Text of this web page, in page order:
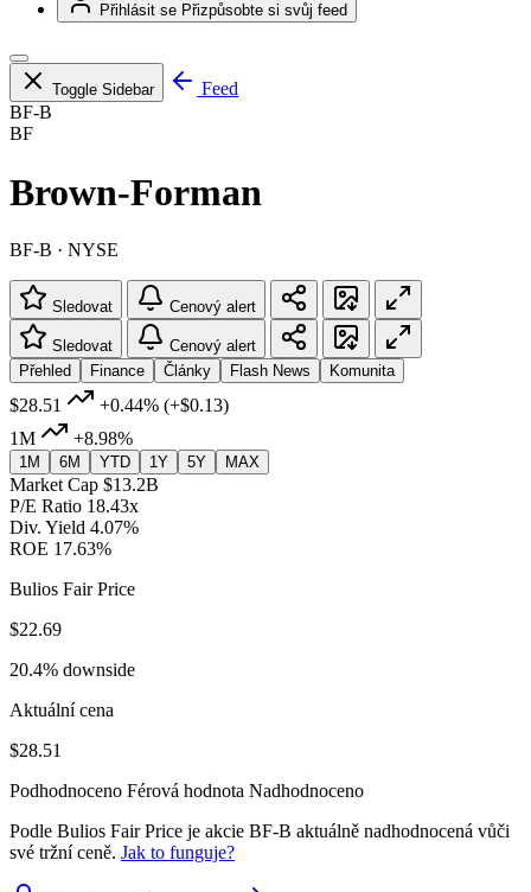
Přihlásit se Přizpůsobte si svůj feed
Toggle Sidebar
Feed
BF-B
BF
Brown-Forman
BF-B · NYSE
Sledovat Cenový alert
Sledovat
Cenový alert
Přehled
Finance Články Flash News Komunita
$28.51 +0.44% (+$0.13)
1M
+8.98%
1M 6M YTD 1Y 5Y MAX
Market Cap $13.2B
P/E Ratio 18.43x
Div. Yield 4.07%
ROE 17.63%
Bulios Fair Price
$22.69
20.4% downside
Aktuální cena
$28.51
Podhodnoceno Férová hodnota Nadhodnoceno
Podle Bulios Fair Price je akcie BF-B aktuálně nadhodnocená vůči
své tržní ceně. Jak to funguje?